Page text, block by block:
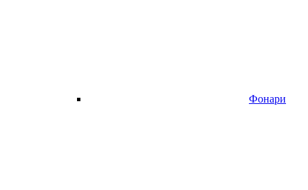
Фонари